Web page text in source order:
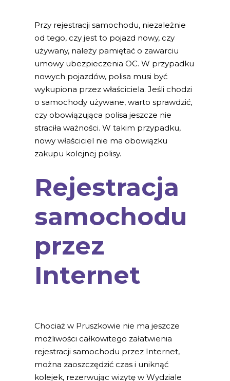
Przy rejestracji samochodu, niezależnie
od tego, czy jest to pojazd nowy, czy
używany, należy pamiętać o zawarciu
umowy ubezpieczenia OC. W przypadku
nowych pojazdów, polisa musi być
wykupiona przez właściciela. Jeśli chodzi
o samochody używane, warto sprawdzić,
czy obowiązująca polisa jeszcze nie
straciła ważności. W takim przypadku,
nowy właściciel nie ma obowiązku
zakupu kolejnej polisy.
Rejestracja
samochodu
przez
Internet
Chociaż w Pruszkowie nie ma jeszcze
możliwości całkowitego załatwienia
rejestracji samochodu przez Internet,
można zaoszczędzić czas i uniknąć
kolejek, rezerwując wizytę w Wydziale